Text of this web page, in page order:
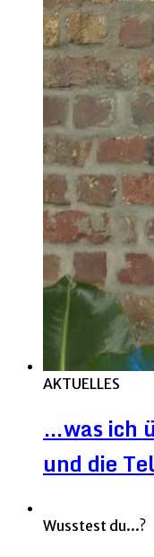
AKTUELLES
…was ich
und die
Wusstest du...?